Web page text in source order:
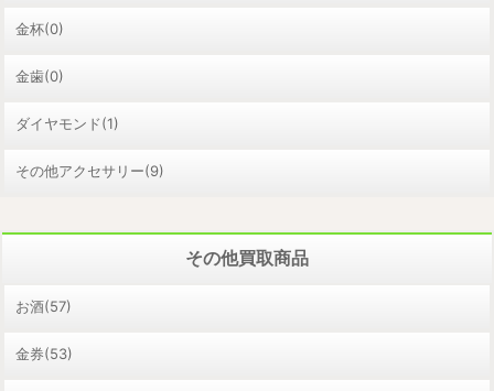
金杯(0)
金歯(0)
ダイヤモンド(1)
その他アクセサリー(9)
その他買取商品
お酒(57)
金券(53)